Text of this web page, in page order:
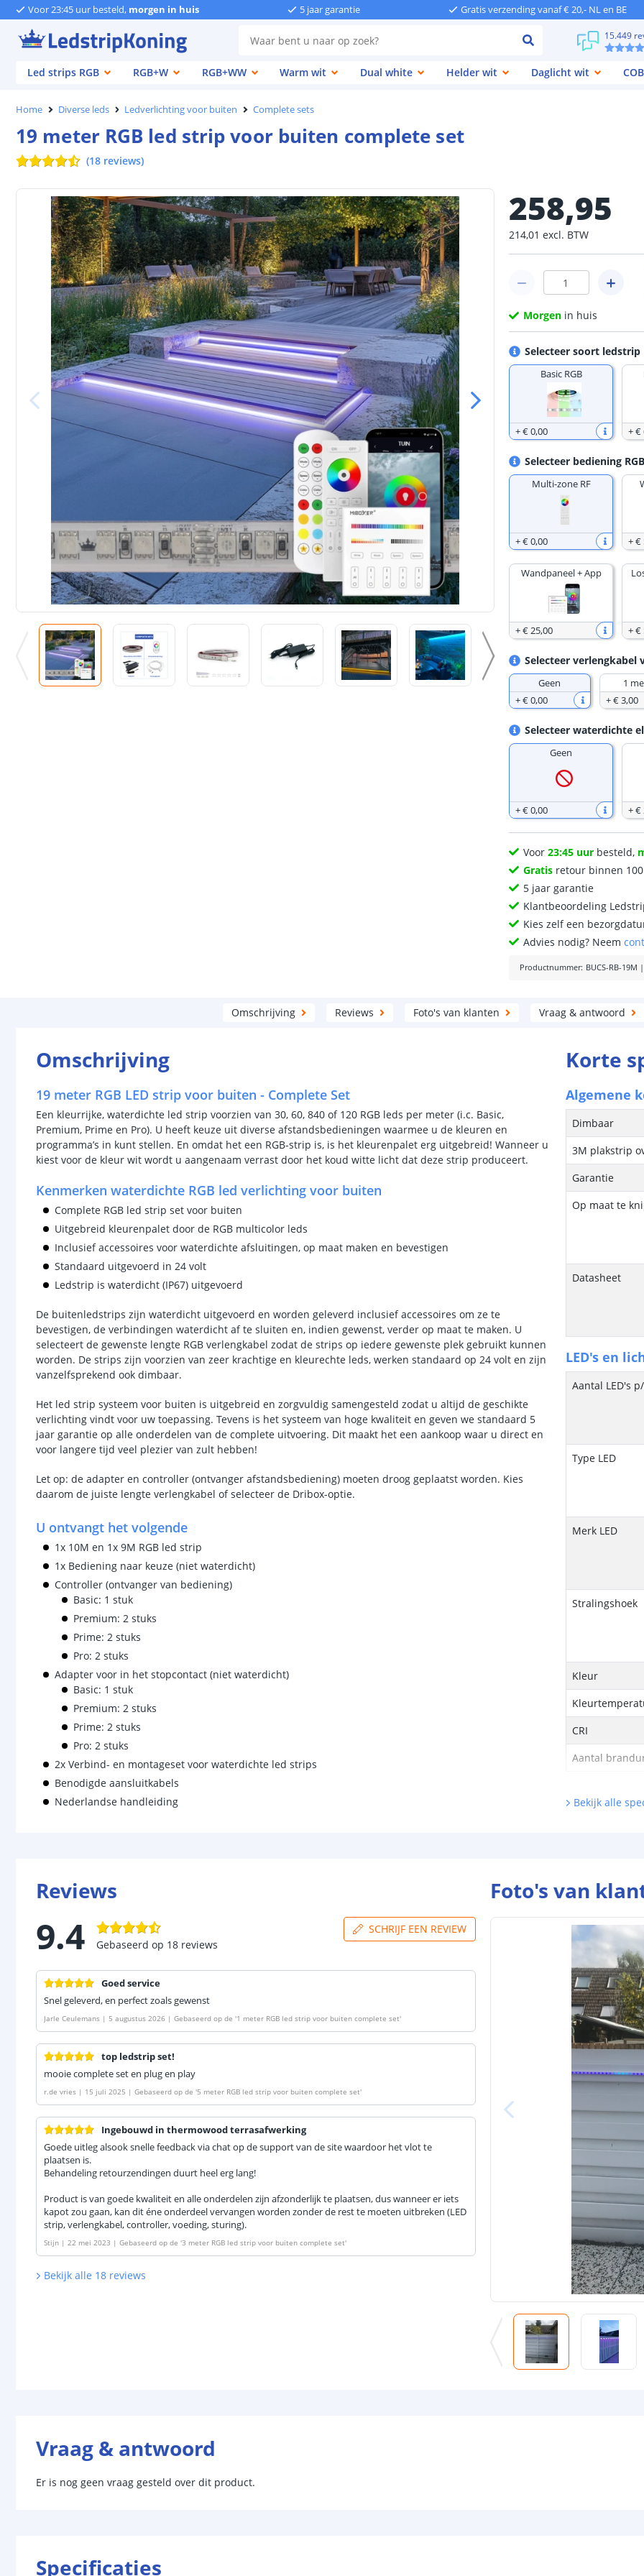
Voor 23:45 uur besteld, morgen in huis 5 jaar garantie Gratis verzending vanaf € 20,- NL en BE
15.449
Led strips RGB
RGB+W RGB+WW Warm wit Dual white Helder wit Daglicht wit COB
Home Diverse leds Ledverlichting voor buiten Complete sets
19 meter RGB led strip voor buiten complete set
(18 reviews)
258,95
214,01 excl. BTW
Morgen in huis
Selecteer soort ledstrip
Basic RGB
+€ 0,00 +€
Selecteer bediening
Multi-zone RF
+€ 0,00 +€
Wandpaneel + App
+€ 25,00 +€
Selecteer verlengkabel
Geen
+€ 0,00
1
+€ 3,00
Selecteer waterdichte
Geen
+€ 0,00 +€
Voor23:45 uur besteld,
Gratis retour binnen
5 jaar garantie
Klantbeoordeling
Kies zelf een
Advies nodig? Neem
Productnummer: BUCS-RB-19M |
Omschrijving Reviews Foto's van klanten Vraag & antwoord
Omschrijving
19 meter RGB LED strip voor buiten - Complete Set
Een kleurrijke, waterdichte led strip voorzien van 30, 60, 840 of 120 RGB leds per meter (i.c. Basic,
Premium, Prime en Pro). U heeft keuze uit diverse afstandsbedieningen waarmee u de kleuren en
programma’s in kunt stellen. En omdat het een RGB-strip is, is het kleurenpalet erg uitgebreid! Wanneer u
kiest voor de kleur wit wordt u aangenaam verrast door het koud witte licht dat deze strip produceert.
Kenmerken waterdichte RGB led verlichting voor buiten
Complete RGB led strip set voor buiten
Uitgebreid kleurenpalet door de RGB multicolor leds
Inclusief accessoires voor waterdichte afsluitingen, op maat maken en bevestigen
Standaard uitgevoerd in 24 volt
Ledstrip is waterdicht (IP67) uitgevoerd
De buitenledstrips zijn waterdicht uitgevoerd en worden geleverd inclusief accessoires om ze te
bevestigen, de verbindingen waterdicht af te sluiten en, indien gewenst, verder op maat te maken. U
selecteert de gewenste lengte RGB verlengkabel zodat de strips op iedere gewenste plek gebruikt kunnen
worden. De strips zijn voorzien van zeer krachtige en kleurechte leds, werken standaard op 24 volt en zijn
vanzelfsprekend ook dimbaar.
Het led strip systeem voor buiten is uitgebreid en zorgvuldig samengesteld zodat u altijd de geschikte
verlichting vindt voor uw toepassing. Tevens is het systeem van hoge kwaliteit en geven we standaard 5
jaar garantie op alle onderdelen van de complete uitvoering. Dit maakt het een aankoop waar u direct en
voor langere tijd veel plezier van zult hebben!
Let op: de adapter en controller (ontvanger afstandsbediening) moeten droog geplaatst worden. Kies
daarom de juiste lengte verlengkabel of selecteer de Dribox-optie.
U ontvangt het volgende
1x 10M en 1x 9M RGB led strip
1x Bediening naar keuze (niet waterdicht)
Controller (ontvanger van bediening)
Basic: 1 stuk
Premium: 2 stuks
Prime: 2 stuks
Pro: 2 stuks
Adapter voor in het stopcontact (niet waterdicht)
Basic: 1 stuk
Premium: 2 stuks
Prime: 2 stuks
Pro: 2 stuks
2x Verbind- en montageset voor waterdichte led strips
Benodigde aansluitkabels
Nederlandse handleiding
Korte
Algemene
Dimbaar
3M plakstrip
Garantie
Op maat te
Datasheet
LED's en
Aantal LED's
Type LED
Merk LED
Stralingshoek
Kleur
CRI
Aantal
Watt -
Lumen per
Watt per LED
Voltage (DC)
Strip
Bescherming
Materiaal
bescherming
Plakstrip
Breedte led
Dikte led strip
Bekijk alle
Reviews
9.4 Gebaseerd op 18 reviews
SCHRIJF EEN REVIEW
Goed service
Snel geleverd, en perfect zoals gewenst
Jarle Ceulemans | 5 augustus 2026 | Gebaseerd op de '1 meter RGB led strip voor buiten complete set'
top ledstrip set!
mooie complete set en plug en play
r.de vries | 15 juli 2025 | Gebaseerd op de '5 meter RGB led strip voor buiten complete set'
Ingebouwd in thermowood terrasafwerking
Goede uitleg alsook snelle feedback via chat op de support van de site waardoor het vlot te
plaatsen is.
Behandeling retourzendingen duurt heel erg lang!
Product is van goede kwaliteit en alle onderdelen zijn afzonderlijk te plaatsen, dus wanneer er iets
kapot zou gaan, kan dit éne onderdeel vervangen worden zonder de rest te moeten uitbreken (LED
strip, verlengkabel, controller, voeding, sturing).
Stijn | 22 mei 2023 | Gebaseerd op de '3 meter RGB led strip voor buiten complete set'
Bekijk alle 18 reviews
Foto's van
Vraag & antwoord
Er is nog geen vraag gesteld over dit product.
Specificaties